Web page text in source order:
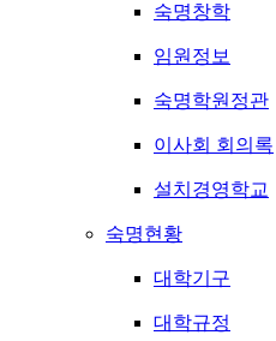
숙명창학
임원정보
숙명학원정관
이사회 회의록
설치경영학교
숙명현황
대학기구
대학규정